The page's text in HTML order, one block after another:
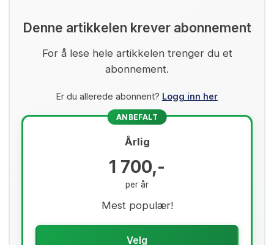
Denne artikkelen krever abonnement
For å lese hele artikkelen trenger du et
abonnement.
Er du allerede abonnent? Logg inn her
ANBEFALT
Årlig
1 700,-
per år
Mest populær!
Velg